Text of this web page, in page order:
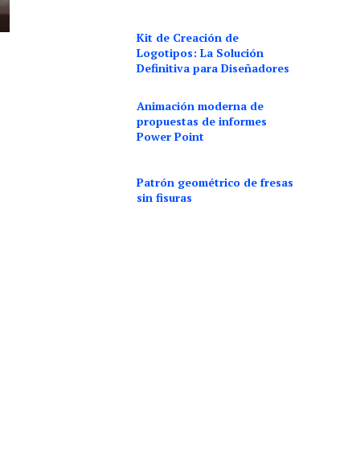
Kit de Creación de
Logotipos: La Solución
Definitiva para Diseñadores
Animación moderna de
propuestas de informes
Power Point
Patrón geométrico de fresas
sin fisuras